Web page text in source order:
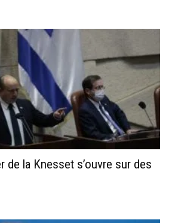
de la Knesset s’ouvre sur des